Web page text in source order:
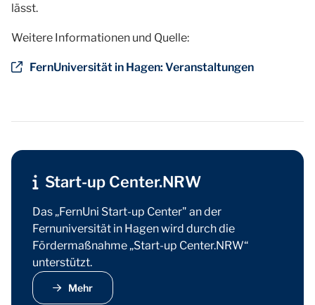
lässt.
Weitere Informationen und Quelle:
FernUniversität in Hagen: Veranstaltungen
Start-up Center.NRW
Das „FernUni Start-up Center" an der
Fernuniversität in Hagen wird durch die
Fördermaßnahme „Start-up Center.NRW“
unterstützt.
Mehr